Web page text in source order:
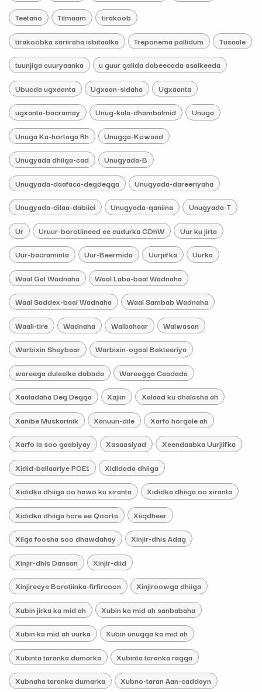
Teetano Tilmaam tirakoob
tirakoobka sariiraha isbitaalka Treponema pallidum Tusaale
tuunjiga cuuryaanka u guur galida dabeecada asalkeeda
Ubucda ugxaanta Ugxaan-sidaha Ugxaanta
ugxanta-bacramay Unug-kala-dhambalmid Unuga
Unuga Ka-hortaga Rh Unugga-Kowaad
Unugyada dhiiga-cad Unugyada-B
Unugyada-daafaca-degdegga Unugyada-dareeriyaha
Unugyada-dilaa-dabiici Unugyada-qaniina Unugyada-T
Ur Uruur-borotiineed ee cudurka GDhW Uur ku jirta
Uur-bacraminta Uur-Beermida Uurjiifka Uurka
Waal Gal Wadnaha Waal Laba-baal Wadnaha
Waal Saddex-baal Wadnaha Waal Sambab Wadnaha
Waali-tire Wadnaha Walbahaar Walwasan
Warbixin Sheybaar Warbixin-ogaal Bakteeriya
wareega duleelka dabada Wareegga Caadada
Xaaladaha Deg Degga Xajiin Xalaad ku dhalasha ah
Xanibe Muskarinik Xanuun-dile Xarfo horgale ah
Xarfo la soo gaabiyay Xasaasiyad Xeendaabka Uurjiifka
Xidid-ballaariye PGE1 Xididada dhiiga
Xididka dhiiga oo hawo ku xiranta Xididka dhiiga oo xiranta
Xididka dhiiga hore ee Qoorta Xiiqdheer
Xilga foosha soo dhawdahay Xinjir-dhis Adag
Xinjir-dhis Dansan Xinjir-diid
Xinjireeye Borotiinka-firfircoon Xinjiroowga dhiiga
Xubin jirka ka mid ah Xubin ka mid ah sanbabaha
Xubin ka mid ah uurka Xubin unugga ka mid ah
Xubinta taranka dumarka Xubinta taranka ragga
Xubnaha taranka dumarka Xubno-taran Aan-caddayn